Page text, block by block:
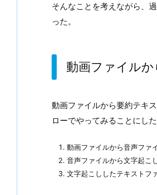
そんなことを考えながら、
った。
動画ファイル
動画ファイルから要約テキ
ローでやってみることにした
動画ファイルから音声ファ
音声ファイルから文字起こ
文字起こししたテキストフ